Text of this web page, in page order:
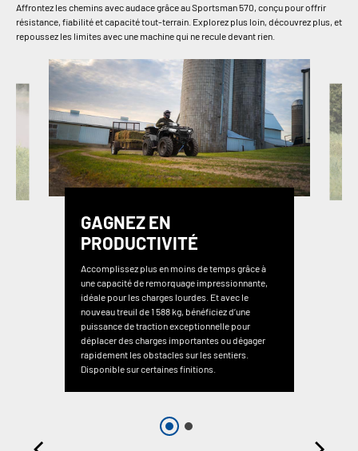
Affrontez les chemins avec audace grâce au Sportsman 570, conçu pour offrir
résistance, fiabilité et capacité tout-terrain. Explorez plus loin, découvrez plus, et
repoussez les limites avec une machine qui ne recule devant rien.
GAGNEZ EN
PRODUCTIVITÉ
Accomplissez plus en moins de temps grâce à
une capacité de remorquage impressionnante,
idéale pour les charges lourdes. Et avec le
nouveau treuil de 1 588 kg, bénéficiez d’une
puissance de traction exceptionnelle pour
déplacer des charges importantes ou dégager
rapidement les obstacles sur les sentiers.
Disponible sur certaines finitions.